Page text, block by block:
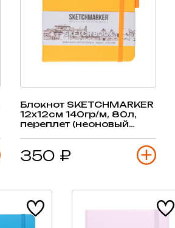
Блокнот SKETCHMARKER
12х12см 140гр/м, 80л,
переплет (неоновый
350 ₽